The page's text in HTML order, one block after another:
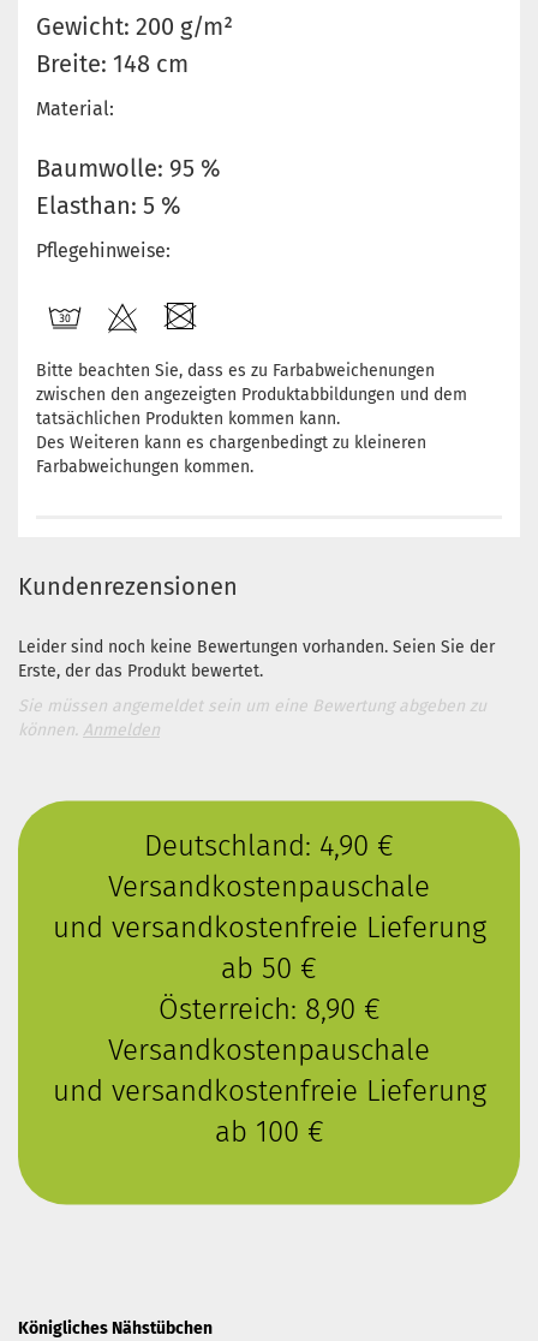
Gewicht: 200 g/m²
Breite: 148 cm
Material:
Baumwolle: 95 %
Elasthan: 5 %
Pflegehinweise:
Bitte beachten Sie, dass es zu Farbabweichenungen
zwischen den angezeigten Produktabbildungen und dem
tatsächlichen Produkten kommen kann.
Des Weiteren kann es chargenbedingt zu kleineren
Farbabweichungen kommen.
Kundenrezensionen
Leider sind noch keine Bewertungen vorhanden. Seien Sie der
Erste, der das Produkt bewertet.
Sie müssen angemeldet sein um eine Bewertung abgeben zu
können. Anmelden
Deutschland: 4,90 €
Versandkostenpauschale
und versandkostenfreie Lieferung
ab 50 €
Österreich: 8,90 €
Versandkostenpauschale
und versandkostenfreie Lieferung
ab 100 €
Königliches Nähstübchen